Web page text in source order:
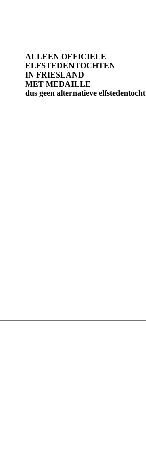
ALLEEN OFFICIELE
ELFSTEDENTOCHTEN
IN FRIESLAND
MET MEDAILLE
dus geen alternatieve elfstedentocht